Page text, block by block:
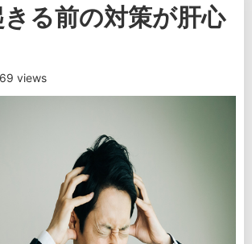
きる前の対策が肝心
views